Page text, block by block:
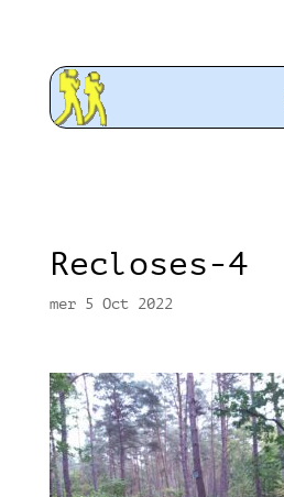
Recloses-4
mer 5 Oct 2022